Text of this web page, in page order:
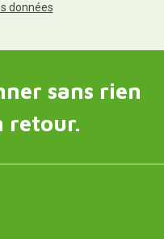
données
sans rien
retour.